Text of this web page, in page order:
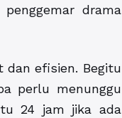
drama
dan efisien. Begitu
perlu menunggu
24 jam jika ada